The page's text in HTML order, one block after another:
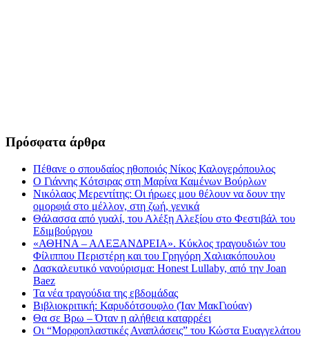
Πρόσφατα άρθρα
Πέθανε ο σπουδαίος ηθοποιός Νίκος Καλογερόπουλος
Ο Γιάννης Κότσιρας στη Μαρίνα Καμένων Βούρλων
Νικόλαος Μερεντίτης: Οι ήρωες μου θέλουν να δουν την
ομορφιά στο μέλλον, στη ζωή, γενικά
Θάλασσα από γυαλί, του Αλέξη Αλεξίου στο Φεστιβάλ του
Εδιμβούργου
«ΑΘΗΝΑ – ΑΛΕΞΑΝΔΡΕΙΑ». Κύκλος τραγουδιών του
Φίλιππου Περιστέρη και του Γρηγόρη Χαλιακόπουλου
Δασκαλευτικό νανούρισμα: Honest Lullaby, από την Joan
Baez
Τα νέα τραγούδια της εβδομάδας
Βιβλιοκριτική: Καρυδότσουφλο (Ίαν ΜακΓιούαν)
Θα σε Βρω – Όταν η αλήθεια καταρρέει
Οι “Μορφοπλαστικές Αναπλάσεις” του Κώστα Ευαγγελάτου